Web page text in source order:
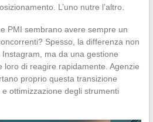
L’uno nutre l’altro.
PMI sembrano avere sempre un
Spesso, la differenza non
ma da una gestione
loro di reagire rapidamente. Agenzie
proprio questa transizione
ottimizzazione degli strumenti